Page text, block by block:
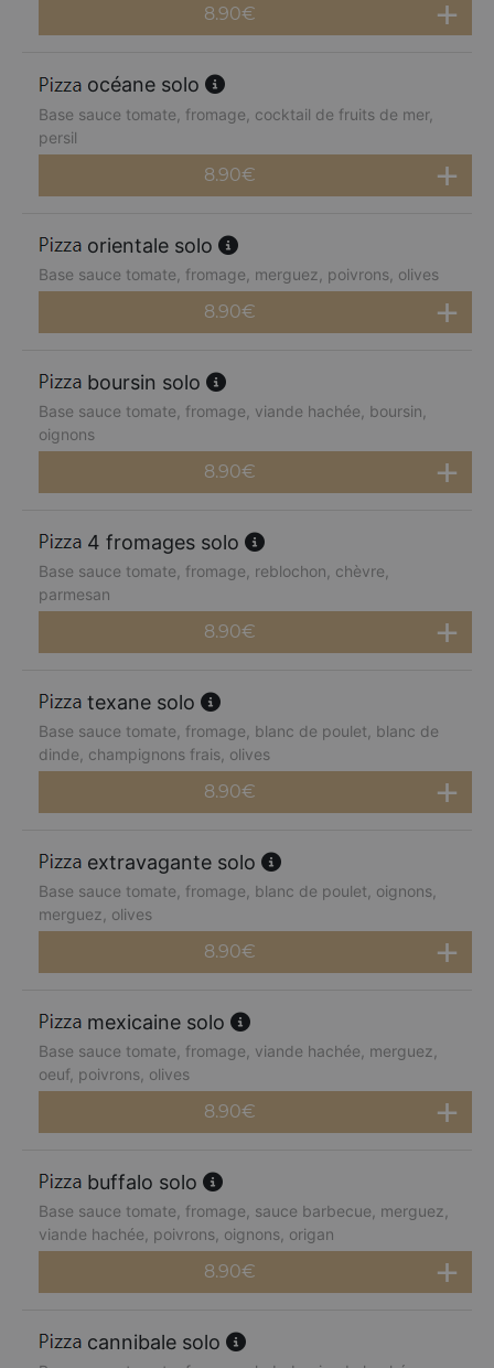
8.90€
océane solo
Base sauce tomate, fromage, cocktail de fruits de mer,
persil
8.90€
orientale solo
Base sauce tomate, fromage, merguez, poivrons, olives
8.90€
boursin solo
Base sauce tomate, fromage, viande hachée, boursin,
oignons
8.90€
4 fromages solo
Base sauce tomate, fromage, reblochon, chèvre,
parmesan
8.90€
texane solo
Base sauce tomate, fromage, blanc de poulet, blanc de
dinde, champignons frais, olives
8.90€
extravagante solo
Base sauce tomate, fromage, blanc de poulet, oignons,
merguez, olives
8.90€
mexicaine solo
Base sauce tomate, fromage, viande hachée, merguez,
oeuf, poivrons, olives
8.90€
buffalo solo
Base sauce tomate, fromage, sauce barbecue, merguez,
viande hachée, poivrons, oignons, origan
8.90€
cannibale solo